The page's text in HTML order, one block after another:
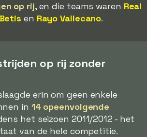
op rij, en die teams waren Real
en Rayo Vallecano.
op rij zonder
erin om geen enkele
in 14 opeenvolgende
het seizoen 2011/2012 - het
van de hele competitie.